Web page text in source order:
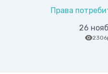
Права
26
2306